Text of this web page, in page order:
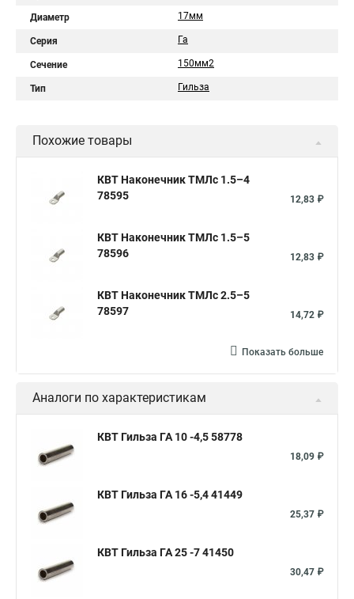
Диаметр 17мм
Серия Га
Сечение 150мм2
Тип Гильза
Похожие товары
КВТ Наконечник ТМЛс 1.5–4
78595
12,83 ₽
КВТ Наконечник ТМЛс 1.5–5
78596
12,83 ₽
КВТ Наконечник ТМЛс 2.5–5
78597
14,72 ₽
Показать больше
Аналоги по характеристикам
КВТ Гильза ГА 10 -4,5 58778
18,09 ₽
КВТ Гильза ГА 16 -5,4 41449
25,37 ₽
КВТ Гильза ГА 25 -7 41450
30,47 ₽